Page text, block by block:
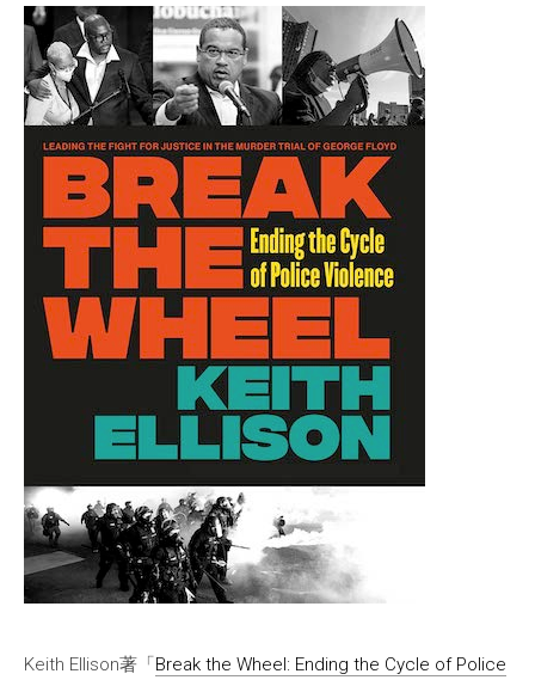
Keith Ellison著「Break the Wheel: Ending the Cycle of Police